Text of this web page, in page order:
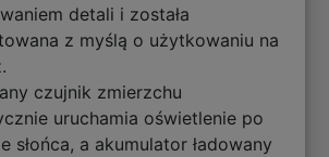
detali i została
z myślą o użytkowaniu na
czujnik zmierzchu
uruchamia oświetlenie po
słońca, a akumulator ładowany